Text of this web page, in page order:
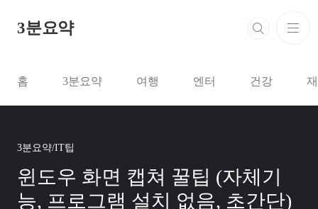
3분요약
홈 3분요약 여행 엔터 건강
3분요약/IT팁
윈도우 화면 캡쳐 꿀팁 (자체기
능, 프로그램 설치 없음, 초간단)